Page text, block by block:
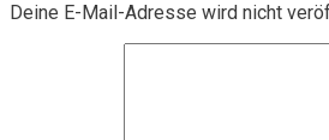
Deine E-Mail-Adresse wird nicht